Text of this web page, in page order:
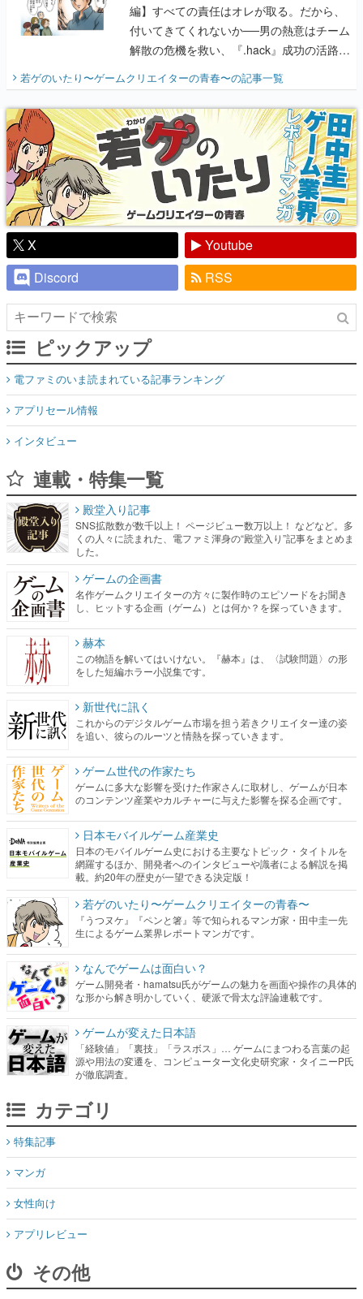
編】すべての責任はオレが取る。だから、
付いてきてくれないか──男の熱意はチーム
解散の危機を救い、『.hack』成功の活路を
『少年ジャンプ』色だった【若ゲのいた
り】
若ゲのいたり〜ゲームクリエイターの青春〜の記事一覧
X
Youtube
Discord
RSS
ピックアップ
電ファミのいま読まれている記事ランキング
アプリセール情報
インタビュー
連載・特集一覧
殿堂入り記事
SNS拡散数が数千以上！ ページビュー数万以上！ などなど。多
くの人々に読まれた、電ファミ渾身の“殿堂入り”記事をまとめま
した。
ゲームの企画書
名作ゲームクリエイターの方々に製作時のエピソードをお聞き
し、ヒットする企画（ゲーム）とは何か？を探っていきます。
赫本
この物語を解いてはいけない。『赫本』は、〈試験問題〉の形
をした短編ホラー小説集です。
新世代に訊く
これからのデジタルゲーム市場を担う若きクリエイター達の姿
を追い、彼らのルーツと情熱を探っていきます。
ゲーム世代の作家たち
ゲームに多大な影響を受けた作家さんに取材し、ゲームが日本
のコンテンツ産業やカルチャーに与えた影響を探る企画です。
日本モバイルゲーム産業史
日本のモバイルゲーム史における主要なトピック・タイトルを
網羅するほか、開発者へのインタビューや識者による解説を掲
載。約20年の歴史が一望できる決定版！
若ゲのいたり〜ゲームクリエイターの青春〜
『うつヌケ』『ペンと箸』等で知られるマンガ家・田中圭一先
生によるゲーム業界レポートマンガです。
なんでゲームは面白い？
ゲーム開発者・hamatsu氏がゲームの魅力を画面や操作の具体的
な形から解き明かしていく、硬派で骨太な評論連載です。
ゲームが変えた日本語
「経験値」「裏技」「ラスボス」… ゲームにまつわる言葉の起
源や用法の変遷を、コンピューター文化史研究家・タイニーP氏
が徹底調査。
カテゴリ
特集記事
マンガ
女性向け
アプリレビュー
その他